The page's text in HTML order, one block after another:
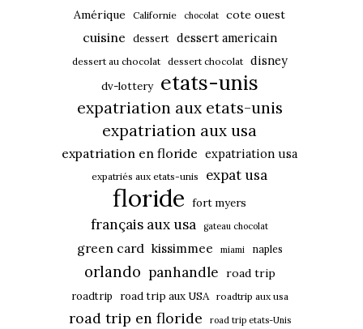
Amérique Californie chocolat cote ouest
cuisine dessert dessert americain
dessert au chocolat dessert chocolat disney
dv-lottery etats-unis
expatriation aux etats-unis
expatriation aux usa
expatriation en floride expatriation usa
expatriés aux etats-unis expat usa
floride fort myers
français aux usa gateau chocolat
green card kissimmee miami naples
orlando panhandle road trip
roadtrip road trip aux USA roadtrip aux usa
road trip en floride road trip etats-Unis